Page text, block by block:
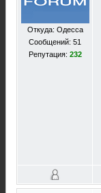
Откуда: Одесса
Сообщений: 51
Репутация: 232